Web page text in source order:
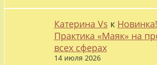
Катерина Vs к
Практика «Маяк» на
всех сферах
14 июля 2026